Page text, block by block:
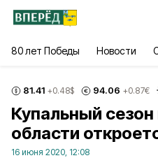
80 лет Победы Новости
81.41 +0.48$ 94.06 +0.87€
Купальный
области
16 июня 2020, 12:08